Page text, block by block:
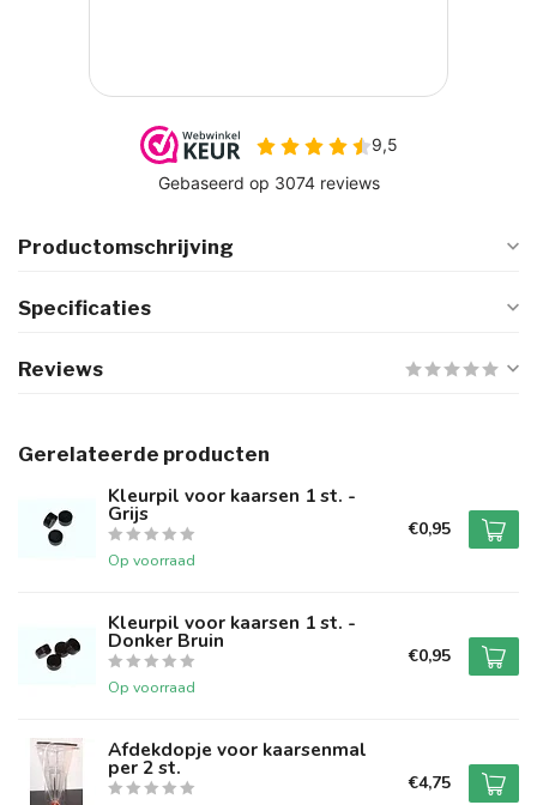
Productomschrijving
Specificaties
Reviews
Gerelateerde producten
Kleurpil voor kaarsen 1 st. -
Grijs
Op voorraad
€0,95
Kleurpil voor kaarsen 1 st. -
Donker Bruin
Op voorraad
€0,95
Afdekdopje voor kaarsenmal
per 2 st.
€4,75